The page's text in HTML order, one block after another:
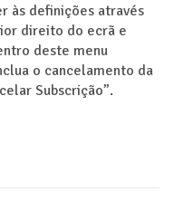
às definições através
direito do ecrã e
deste menu
o cancelamento da
Subscrição”.